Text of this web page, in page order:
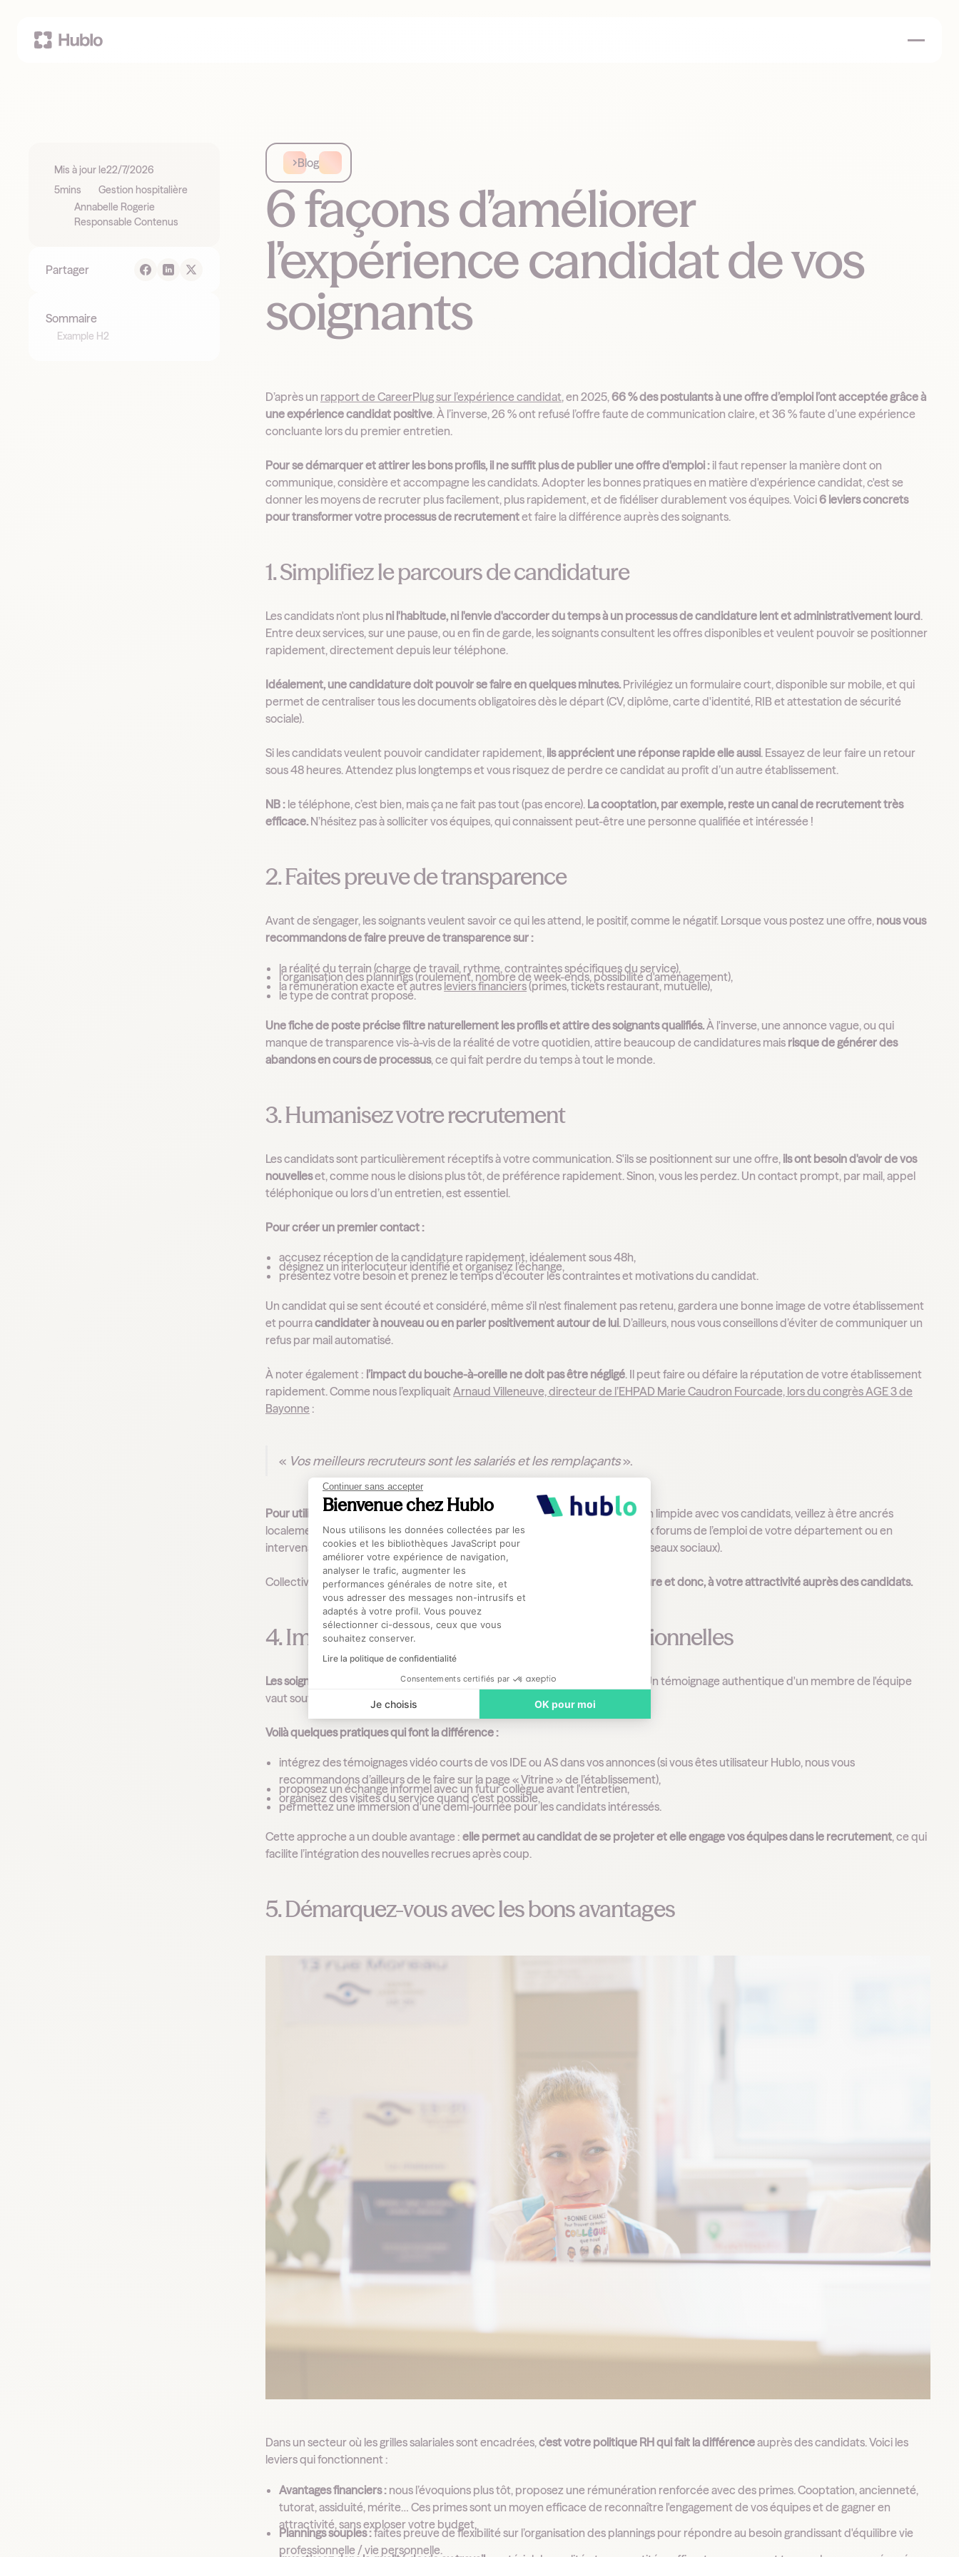
Continuer sans accepter
Bienvenue chez Hublo
Plateforme de Gestion du Consentement : Personnalisez vos Options
Nous utilisons les données collectées par les
cookies et les bibliothèques JavaScript pour
améliorer votre expérience de navigation,
analyser le trafic, augmenter les
performances générales de notre site, et
vous adresser des messages non-intrusifs et
adaptés à votre profil. Vous pouvez
sélectionner ci-dessous, ceux que vous
souhaitez conserver.
Lire la politique de confidentialité
Consentements certifiés par
Je choisis OK pour moi
Axeptio consent
Mis à jour le22/7/2026
5mins
Gestion hospitalière
Annabelle Rogerie
Responsable Contenus
Partager
Sommaire
Example H2
Blog
6 façons d’améliorer
l’expérience candidat de vos
soignants
D’après un rapport de CareerPlug sur l’expérience candidat, en 2025,66 % des postulants à une offre d’emploi l’ont acceptée grâce à
une expérience candidat positive. À l’inverse, 26 % ont refusé l’offre faute de communication claire, et 36 % faute d’une expérience
concluante lors du premier entretien.
Pour se démarquer et attirer les bons profils, il ne suffit plus de publier une offre d'emploi :il faut repenser la manière dont on
communique, considère et accompagne les candidats. Adopter les bonnes pratiques en matière d'expérience candidat, c'est se
donner les moyens de recruter plus facilement, plus rapidement, et de fidéliser durablement vos équipes. Voici6 leviers concrets
pour transformer votre processus de recrutementet faire la différence auprès des soignants.
1. Simplifiez le parcours de candidature
Les candidats n'ont plus ni l'habitude, ni l'envie d'accorder du temps à un processus de candidature lent et administrativement lourd.
Entre deux services, sur une pause, ou en fin de garde, les soignants consultent les offres disponibles et veulent pouvoir se positionner
rapidement, directement depuis leur téléphone.
Idéalement, une candidature doit pouvoir se faire en quelques minutes.Privilégiez un formulaire court, disponible sur mobile, et qui
permet de centraliser tous les documents obligatoires dès le départ (CV, diplôme, carte d'identité, RIB et attestation de sécurité
sociale).
Si les candidats veulent pouvoir candidater rapidement, ils apprécient une réponse rapide elle aussi. Essayez de leur faire un retour
sous 48 heures. Attendez plus longtemps et vous risquez de perdre ce candidat au profit d’un autre établissement.
NB :le téléphone, c’est bien, mais ça ne fait pas tout (pas encore). La cooptation, par exemple, reste un canal de recrutement très
efficace.N’hésitez pas à solliciter vos équipes, qui connaissent peut-être une personne qualifiée et intéressée !
2. Faites preuve de transparence
Avant de s’engager, les soignants veulent savoir ce qui les attend, le positif, comme le négatif. Lorsque vous postez une offre, nous vous
recommandons de faire preuve de transparence sur :
la réalité du terrain (charge de travail, rythme, contraintes spécifiques du service),
l'organisation des plannings (roulement, nombre de week-ends, possibilité d'aménagement),
la rémunération exacte et autres leviers financiers(primes, tickets restaurant, mutuelle),
le type de contrat proposé.
Une fiche de poste précise filtre naturellement les profils et attire des soignants qualifiés.À l'inverse, une annonce vague, ou qui
manque de transparence vis-à-vis de la réalité de votre quotidien, attire beaucoup de candidatures mais risque de générer des
abandons en cours de processus, ce qui fait perdre du temps à tout le monde.
3. Humanisez votre recrutement
Les candidats sont particulièrement réceptifs à votre communication. S'ils se positionnent sur une offre, ils ont besoin d'avoir de vos
nouvelleset, comme nous le disions plus tôt, de préférence rapidement. Sinon, vous les perdez. Un contact prompt, par mail, appel
téléphonique ou lors d’un entretien, est essentiel.
Pour créer un premier contact :
accusez réception de la candidature rapidement, idéalement sous 48h,
désignez un interlocuteur identifié et organisez l’échange,
présentez votre besoin et prenez le temps d'écouter les contraintes et motivations du candidat.
Un candidat qui se sent écouté et considéré, même s'il n'est finalement pas retenu, gardera une bonne image de votre établissement
et pourracandidater à nouveau ou en parler positivement autour de lui. D’ailleurs, nous vous conseillons d’éviter de communiquer un
refus par mail automatisé.
À noter également : l’impact du bouche-à-oreille ne doit pas être négligé. Il peut faire ou défaire la réputation de votre établissement
rapidement. Comme nous l’expliquaitArnaud Villeneuve, directeur de l’EHPAD Marie Caudron Fourcade, lors du congrès AGE 3 de
Bayonne:
« Vos meilleurs recruteurs sont les salariés et les remplaçants».
Pour utiliser ce phénomène à votre avantage, et en plus d’une communication limpide avec vos candidats, veillez à être ancrés
localement (auprès de votre Maire, des associations locales, en participant aux forums de l’emploi de votre département ou en
intervenant dans les lycées) et en ligne (site internet à jour, présence sur les réseaux sociaux).
Collectivement,ces efforts participent à la bonne réputation de votre structure et donc, à votre attractivité auprès des candidats.
4. Impliquez et formez les équipes opérationnelles
Les soignants font davantage confiance à leurs pairs qu'à une fiche de poste.
Un témoignage authentique d'un membre de l'équipe
vaut souvent mieux qu'un long discours institutionnel.
Voilà quelques pratiques qui font la différence :
intégrez des témoignages vidéo courts de vos IDE ou AS dans vos annonces (si vous êtes utilisateur Hublo, nous vous
recommandons d’ailleurs de le faire sur la page « Vitrine » de l’établissement),
proposez un échange informel avec un futur collègue avant l'entretien,
organisez des visites du service quand c'est possible,
permettez une immersion d'une demi-journée pour les candidats intéressés.
Cette approche a un double avantage : elle permet au candidat de se projeter et elle engage vos équipes dans le recrutement, ce qui
facilite l’intégration des nouvelles recrues après coup.
5. Démarquez-vous avec les bons avantages
Dans un secteur où les grilles salariales sont encadrées, c'est votre politique RH qui fait la différenceauprès des candidats. Voici les
leviers qui fonctionnent :
Avantages financiers : nous l’évoquions plus tôt, proposez une rémunération renforcée avec des primes. Cooptation, ancienneté,
tutorat, assiduité, mérite… Ces primes sont un moyen efficace de reconnaître l'engagement de vos équipes et de gagner en
attractivité, sans exploser votre budget.
Plannings souples :faites preuve de flexibilité sur l’organisation des plannings pour répondre au besoin grandissant d'équilibre vie
professionnelle / vie personnelle.